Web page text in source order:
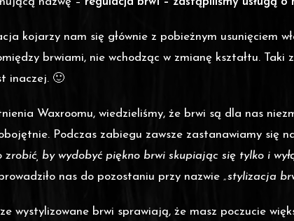
kojarzy nam się głównie z pobieżnym usunięciem
brwiami, nie wchodząc w zmianę kształtu. Taki
inaczej. 🙂
Waxroomu, wiedzieliśmy, że brwi są dla nas
Podczas zabiegu zawsze zastanawiamy się
zrobić, by wydobyć piękno brwi skupiając się tylko i
nas do pozostaniu przy nazwie „stylizacja
wystylizowane brwi sprawiają, że masz poczucie